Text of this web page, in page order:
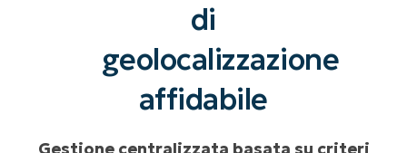
di
geolocalizzazione
affidabile